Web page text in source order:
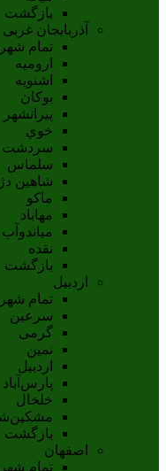
بازگشت
آذربایجان غربی
تمام
اروميه
اشنويه
بوکان
پيرانشهر
خوي
سردشت
سلماس
شاهين دژ
ماکو
مهاباد
مياندوآب
نقده
بازگشت
اردبیل
تمام
سرعین
گرمی
نمین
اردبيل
پارس‌آباد
خلخال
بازگشت
اصفهان
تمام